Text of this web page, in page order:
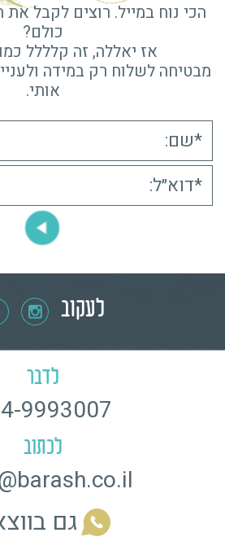
הכי נוח במייל. רוצים לקבל
כולם?
אז יאללה, זה קלללל
מבטיחה לשלוח רק במידה
אותי.
לעקוב
לדבר
9993007
לכתוב
גם